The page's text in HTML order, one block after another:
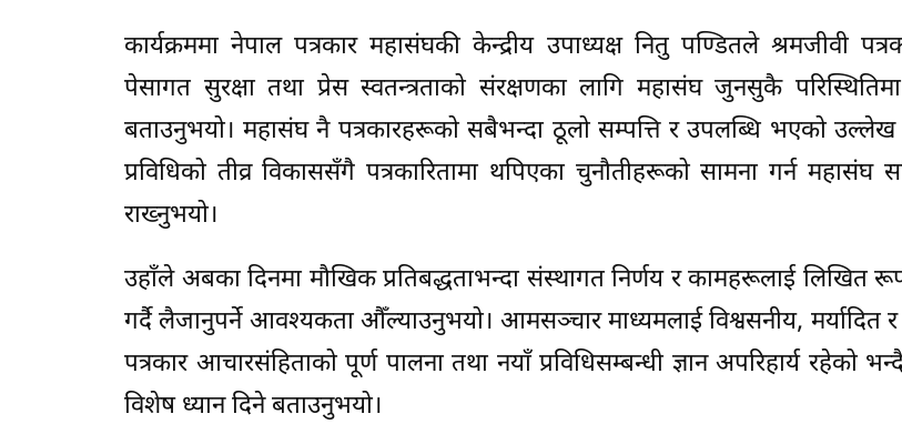
कार्यक्रममा नेपाल पत्रकार महासंघकी केन्द्रीय उपाध्यक्ष नितु पण्डितले श्रमजीवी
पेसागत सुरक्षा तथा प्रेस स्वतन्त्रताको संरक्षणका लागि महासंघ जुनसुकै
बताउनुभयो। महासंघ नै पत्रकारहरूको सबैभन्दा ठूलो सम्पत्ति र उपलब्धि भएको
प्रविधिको तीव्र विकाससँगै पत्रकारितामा थपिएका चुनौतीहरूको सामना गर्न महासंघ
राख्नुभयो।
उहाँले अबका दिनमा मौखिक प्रतिबद्धताभन्दा संस्थागत निर्णय र कामहरूलाई लिखित
गर्दै लैजानुपर्ने आवश्यकता औँल्याउनुभयो। आमसञ्चार माध्यमलाई विश्वसनीय, मर्यादित र
पत्रकार आचारसंहिताको पूर्ण पालना तथा नयाँ प्रविधिसम्बन्धी ज्ञान अपरिहार्य रहेको
विशेष ध्यान दिने बताउनुभयो।